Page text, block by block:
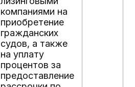
компаниями на
приобретение
гражданских
судов, а также
на уплату
процентов за
предоставление